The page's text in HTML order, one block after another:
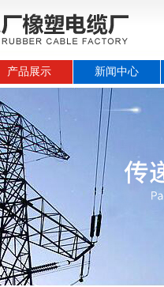
产品展示 新闻中心